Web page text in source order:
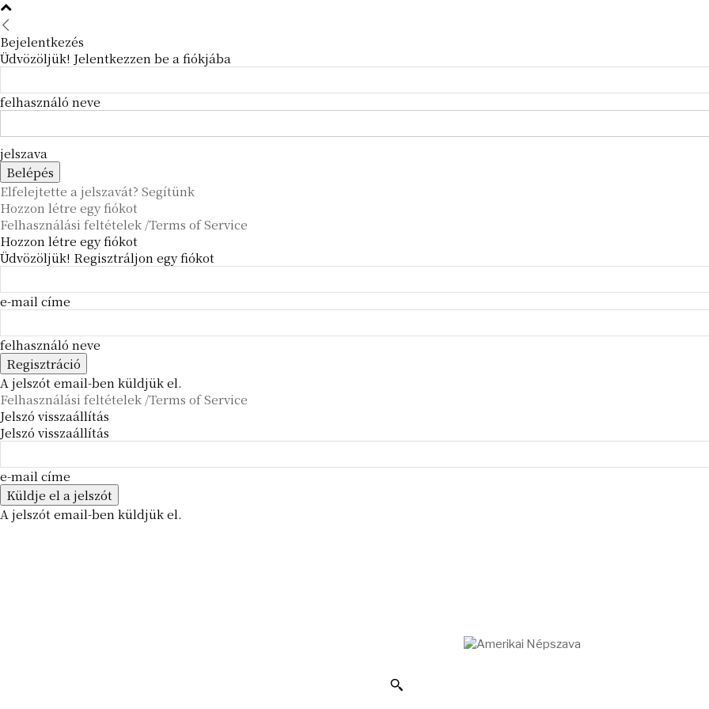
Bejelentkezés
Üdvözöljük! Jelentkezzen be a fiókjába
felhasználó neve
jelszava
Elfelejtette a jelszavát? Segítünk
Hozzon létre egy fiókot
Felhasználási feltételek /Terms of Service
Hozzon létre egy fiókot
Üdvözöljük! Regisztráljon egy fiókot
e-mail címe
felhasználó neve
A jelszót email-ben küldjük el.
Felhasználási feltételek /Terms of Service
Jelszó visszaállítás
Jelszó visszaállítás
e-mail címe
A jelszót email-ben küldjük el.